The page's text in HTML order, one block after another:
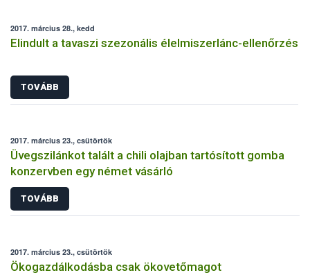
2017. március 28., kedd
Elindult a tavaszi szezonális élelmiszerlánc-ellenőrzés
TOVÁBB
2017. március 23., csütörtök
Üvegszilánkot talált a chili olajban tartósított gomba
konzervben egy német vásárló
TOVÁBB
2017. március 23., csütörtök
Ökogazdálkodásba csak ökovetőmagot